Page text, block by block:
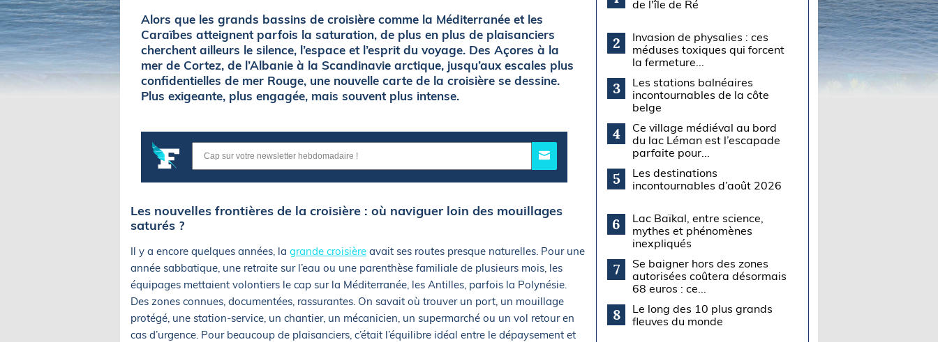
Alors que les grands bassins de croisière comme la Méditerranée et les
Caraïbes atteignent parfois la saturation, de plus en plus de plaisanciers
cherchent ailleurs le silence, l’espace et l’esprit du voyage. Des Açores à la
mer de Cortez, de l’Albanie à la Scandinavie arctique, jusqu’aux escales plus
confidentielles de mer Rouge, une nouvelle carte de la croisière se dessine.
Plus exigeante, plus engagée, mais souvent plus intense.
Les nouvelles frontières de la croisière : où naviguer loin des mouillages
saturés ?
Il y a encore quelques années, la grande croisière avait ses routes presque naturelles. Pour une
année sabbatique, une retraite sur l’eau ou une parenthèse familiale de plusieurs mois, les
équipages mettaient volontiers le cap sur la Méditerranée, les Antilles, parfois la Polynésie.
Des zones connues, documentées, rassurantes. On savait où trouver un port, un mouillage
protégé, une station-service, un chantier, un mécanicien, un supermarché ou un vol retour en
cas d’urgence. Pour beaucoup de plaisanciers, c’était l’équilibre idéal entre le dépaysement et
de l'île de Ré
2
Invasion de physalies : ces
méduses toxiques qui forcent
la fermeture...
3
Les stations balnéaires
incontournables de la côte
belge
4
Ce village médiéval au bord
du lac Léman est l’escapade
parfaite pour...
5
Les destinations
incontournables d’août 2026
6
Lac Baïkal, entre science,
mythes et phénomènes
inexpliqués
7
Se baigner hors des zones
autorisées coûtera désormais
68 euros : ce...
8
Le long des 10 plus grands
fleuves du monde